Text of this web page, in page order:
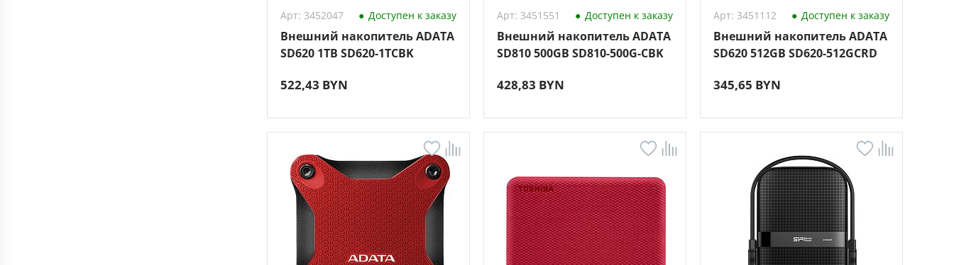
Арт: 3452047 Доступен к заказу
Внешний накопитель ADATA
SD620 1TB SD620-1TCBK
522,43 BYN
Арт: 3451551 Доступен к заказу
Внешний накопитель ADATA
SD810 500GB SD810-500G-CBK
428,83 BYN
Арт: 3451112 Доступен к заказу
Внешний накопитель ADATA
SD620 512GB SD620-512GCRD
345,65 BYN